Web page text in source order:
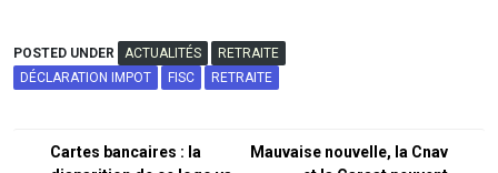
POSTED UNDER ACTUALITÉS
RETRAITE
DÉCLARATION IMPOT
FISC RETRAITE
Navigation
Cartes bancaires : la
Mauvaise nouvelle, la Cnav